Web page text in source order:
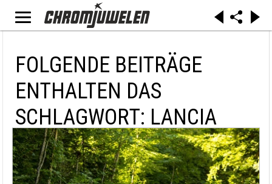
FOLGENDE BEITRÄGE
ENTHALTEN DAS
SCHLAGWORT: LANCIA